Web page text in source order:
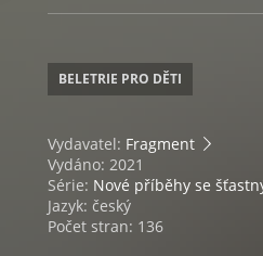
BELETRIE PRO DĚTI
Vydavatel: Fragment
Vydáno: 2021
Série: Nové příběhy se
Jazyk: český
Počet stran: 136